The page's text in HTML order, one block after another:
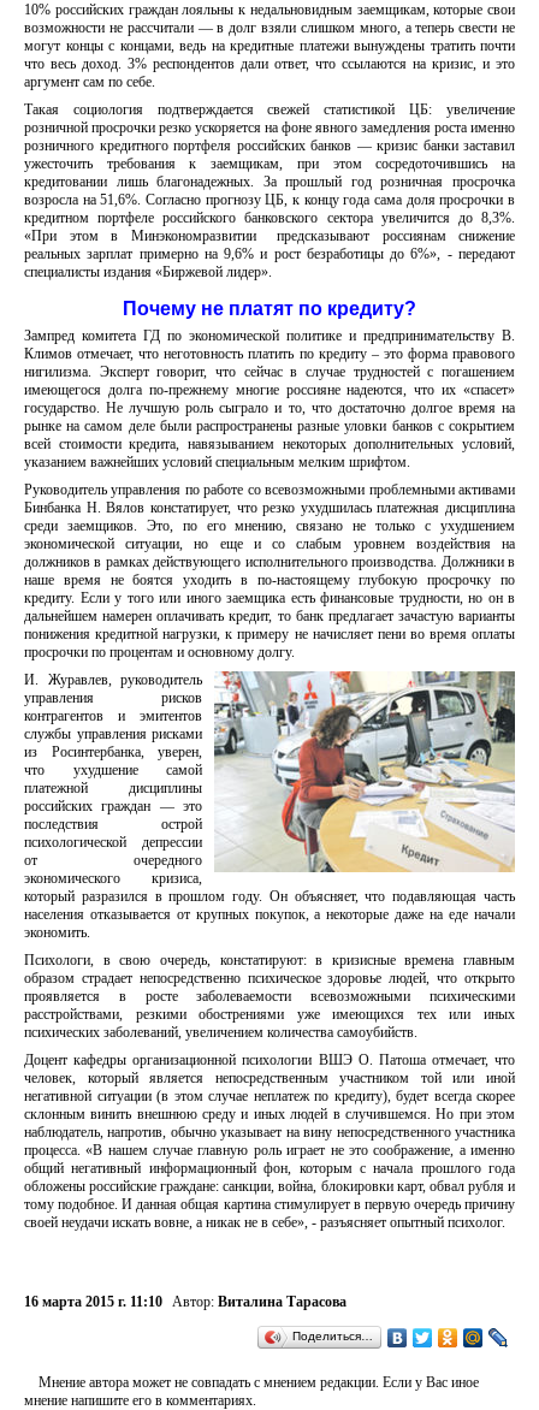
10% российских граждан лояльны к недальновидным заемщикам, которые свои
возможности не рассчитали — в долг взяли слишком много, а теперь свести не
могут концы с концами, ведь на кредитные платежи вынуждены тратить почти
что весь доход. 3% респондентов дали ответ, что ссылаются на кризис, и это
аргумент сам по себе.
Такая социология подтверждается свежей статистикой ЦБ: увеличение
розничной просрочки резко ускоряется на фоне явного замедления роста именно
розничного кредитного портфеля российских банков — кризис банки заставил
ужесточить требования к заемщикам, при этом сосредоточившись на
кредитовании лишь благонадежных. За прошлый год розничная просрочка
возросла на 51,6%. Согласно прогнозу ЦБ, к концу года сама доля просрочки в
кредитном портфеле российского банковского сектора увеличится до 8,3%.
«При этом в Минэкономразвитии предсказывают россиянам снижение
реальных зарплат примерно на 9,6% и рост безработицы до 6%», - передают
специалисты издания «Биржевой лидер».
Почему не платят по кредиту?
Зампред комитета ГД по экономической политике и предпринимательству В.
Климов отмечает, что неготовность платить по кредиту – это форма правового
нигилизма. Эксперт говорит, что сейчас в случае трудностей с погашением
имеющегося долга по-прежнему многие россияне надеются, что их «спасет»
государство. Не лучшую роль сыграло и то, что достаточно долгое время на
рынке на самом деле были распространены разные уловки банков с сокрытием
всей стоимости кредита, навязыванием некоторых дополнительных условий,
указанием важнейших условий специальным мелким шрифтом.
Руководитель управления по работе со всевозможными проблемными активами
Бинбанка Н. Вялов констатирует, что резко ухудшилась платежная дисциплина
среди заемщиков. Это, по его мнению, связано не только с ухудшением
экономической ситуации, но еще и со слабым уровнем воздействия на
должников в рамках действующего исполнительного производства. Должники в
наше время не боятся уходить в по-настоящему глубокую просрочку по
кредиту. Если у того или иного заемщика есть финансовые трудности, но он в
дальнейшем намерен оплачивать кредит, то банк предлагает зачастую варианты
понижения кредитной нагрузки, к примеру не начисляет пени во время оплаты
просрочки по процентам и основному долгу.
И. Журавлев, руководитель
управления рисков
контрагентов и эмитентов
службы управления рисками
из Росинтербанка, уверен,
что ухудшение самой
платежной дисциплины
российских граждан — это
последствия острой
психологической депрессии
от очередного
экономического кризиса,
который разразился в прошлом году. Он объясняет, что подавляющая часть
населения отказывается от крупных покупок, а некоторые даже на еде начали
экономить.
Психологи, в свою очередь, констатируют: в кризисные времена главным
образом страдает непосредственно психическое здоровье людей, что открыто
проявляется в росте заболеваемости всевозможными психическими
расстройствами, резкими обострениями уже имеющихся тех или иных
психических заболеваний, увеличением количества самоубийств.
Доцент кафедры организационной психологии ВШЭ О. Патоша отмечает, что
человек, который является непосредственным участником той или иной
негативной ситуации (в этом случае неплатеж по кредиту), будет всегда скорее
склонным винить внешнюю среду и иных людей в случившемся. Но при этом
наблюдатель, напротив, обычно указывает на вину непосредственного участника
процесса. «В нашем случае главную роль играет не это соображение, а именно
общий негативный информационный фон, которым с начала прошлого года
обложены российские граждане: санкции, война, блокировки карт, обвал рубля и
тому подобное. И данная общая картина стимулирует в первую очередь причину
своей неудачи искать вовне, а никак не в себе», - разъясняет опытный психолог.
16 марта 2015 г. 11:10 Автор: Виталина Тарасова
Поделиться…
Мнение автора может не совпадать с мнением редакции. Если у Вас иное
мнение напишите его в комментариях.